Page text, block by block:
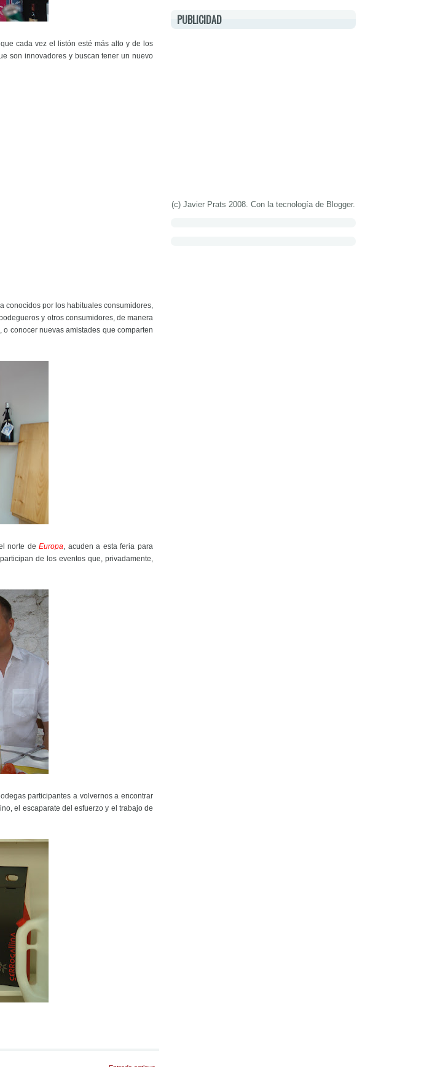
cada vez el listón esté más alto y de los
son innovadores y buscan tener un nuevo
conocidos por los habituales consumidores,
y otros consumidores, de manera
, o conocer nuevas amistades que comparten
norte deEuropa, acuden a esta feria para
de los eventos que, privadamente,
participantes a volvernos a encontrar
el escaparate del esfuerzo y el trabajo de
PUBLICIDAD
(c) Javier Prats 2008. Con la tecnología de Blogger.